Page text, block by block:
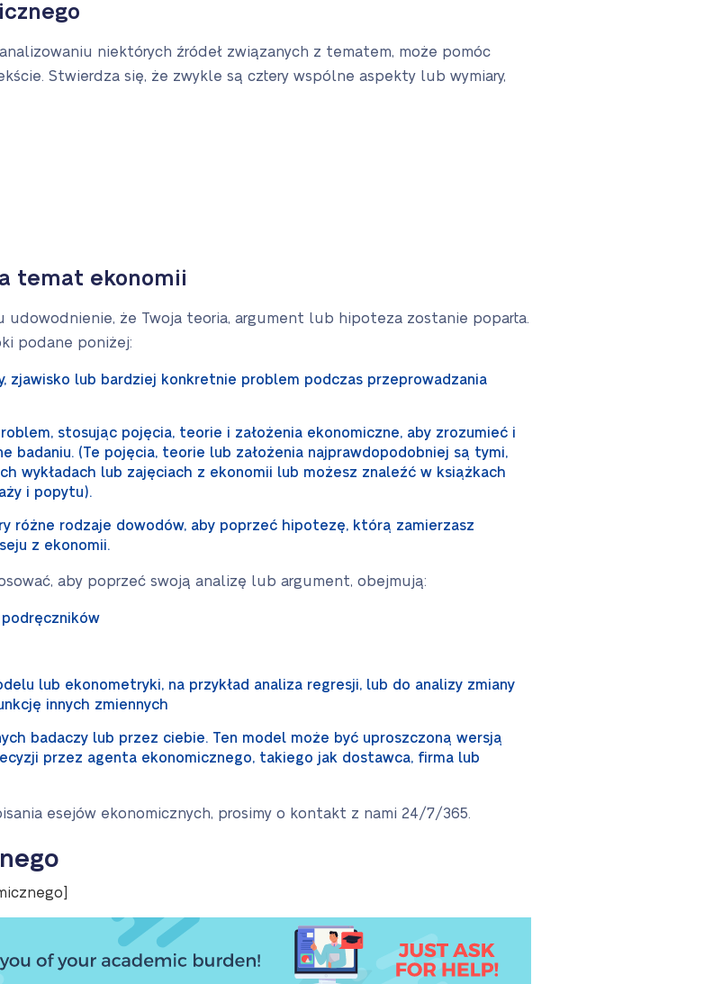
niektórych źródeł związanych z tematem, może pomóc
Stwierdza się, że zwykle są cztery wspólne aspekty lub wymiary,
temat ekonomii
udowodnienie, że Twoja teoria, argument lub hipoteza zostanie poparta.
podane poniżej:
zjawisko lub bardziej konkretnie problem podczas przeprowadzania
stosując pojęcia, teorie i założenia ekonomiczne, aby zrozumieć i
badaniu. (Te pojęcia, teorie lub założenia najprawdopodobniej są tymi,
wykładach lub zajęciach z ekonomii lub możesz znaleźć w książkach
i popytu).
różne rodzaje dowodów, aby poprzeć hipotezę, którą zamierzasz
z ekonomii.
aby poprzeć swoją analizę lub argument, obejmują:
lub ekonometryki, na przykład analiza regresji, lub do analizy zmiany
innych zmiennych
badaczy lub przez ciebie. Ten model może być uproszczoną wersją
przez agenta ekonomicznego, takiego jak dostawca, firma lub
esejów ekonomicznych, prosimy o kontakt z nami 24/7/365.